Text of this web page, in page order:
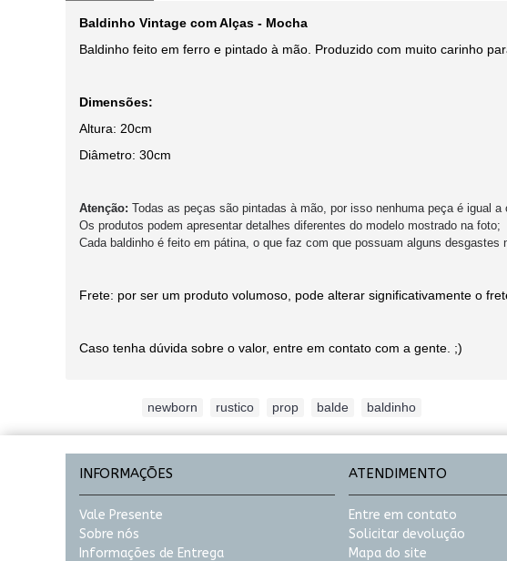
Baldinho Vintage com Alças - Mocha
Baldinho feito em ferro e pintado à mão. Produzido com muito carinho
Dimensões:
Altura: 20cm
Diâmetro: 30cm
Atenção: Todas as peças são pintadas à mão, por isso nenhuma peça é igual a
Os produtos podem apresentar detalhes diferentes do modelo mostrado na foto;
Cada baldinho é feito em pátina, o que faz com que possuam alguns
Frete: por ser um produto volumoso, pode alterar significativamente o
Caso tenha dúvida sobre o valor, entre em contato com a gente. ;)
newborn rustico prop balde baldinho
INFORMAÇÕES
Vale Presente
Sobre nós
Informações de Entrega
ATENDIMENTO
Entre em contato
Solicitar devolução
Mapa do site